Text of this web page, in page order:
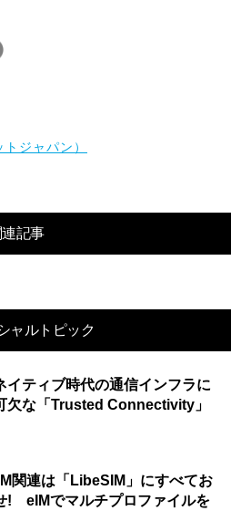
ジャパン）
連記事
ャルトピック
イティブ時代の通信インフラに
欠な「Trusted Connectivity」
関連は「LibeSIM」にすべてお
! eIMでマルチプロファイルを